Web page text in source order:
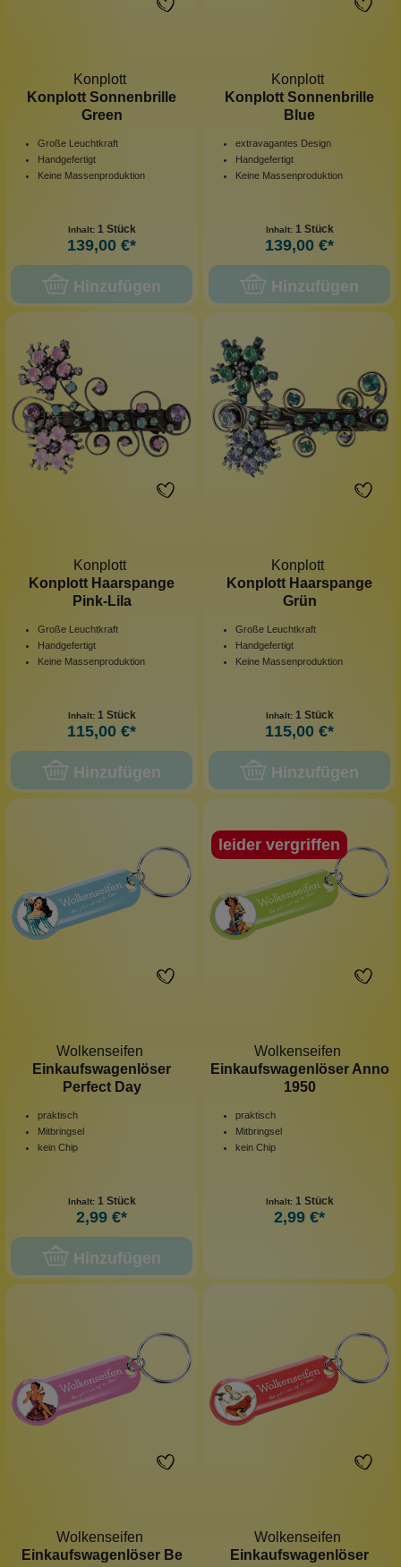
Konplott
Konplott Sonnenbrille
Green
Große Leuchtkraft
Handgefertigt
Keine Massenproduktion
Inhalt: 1 Stück
139,00 €*
Hinzufügen
Konplott
Konplott Sonnenbrille
Blue
extravagantes Design
Handgefertigt
Keine Massenproduktion
Inhalt: 1 Stück
139,00 €*
Hinzufügen
Konplott
Konplott Haarspange
Pink-Lila
Große Leuchtkraft
Handgefertigt
Keine Massenproduktion
Inhalt: 1 Stück
115,00 €*
Hinzufügen
Konplott
Konplott Haarspange
Grün
Große Leuchtkraft
Handgefertigt
Keine Massenproduktion
Inhalt: 1 Stück
115,00 €*
Hinzufügen
Wolkenseifen
Einkaufswagenlöser
Perfect Day
praktisch
Mitbringsel
kein Chip
Inhalt: 1 Stück
2,99 €*
Hinzufügen
leider vergriffen
Wolkenseifen
Einkaufswagenlöser Anno
1950
praktisch
Mitbringsel
kein Chip
Inhalt: 1 Stück
2,99 €*
Wolkenseifen
Einkaufswagenlöser Be
Wolkenseifen
Einkaufswagenlöser